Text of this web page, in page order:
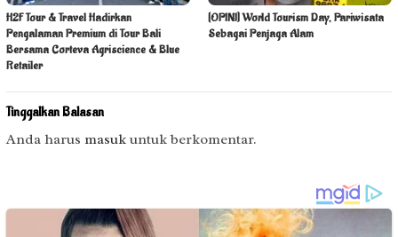
H2F Tour & Travel Hadirkan
Pengalaman Premium di Tour Bali
Bersama Corteva Agriscience & Blue
Retailer
[OPINI] World Tourism Day, Pariwisata
Sebagai Penjaga Alam
Tinggalkan Balasan
Anda harus masuk untuk berkomentar.